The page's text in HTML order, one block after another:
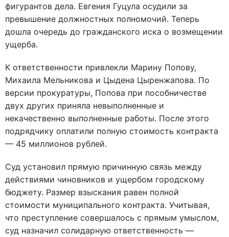
фигурантов дела. Евгения Гуцула осудили за
превышение должностных полномочий. Теперь
дошла очередь до гражданского иска о возмещении
ущерба.
К ответственности привлекли Марину Попову,
Михаила Мельникова и Цыдена Цыренжапова. По
версии прокуратуры, Попова при пособничестве
двух других приняла невыполненные и
некачественно выполненные работы. После этого
подрядчику оплатили полную стоимость контракта
— 45 миллионов рублей.
Суд установил прямую причинную связь между
действиями чиновников и ущербом городскому
бюджету. Размер взыскания равен полной
стоимости муниципального контракта. Учитывая,
что преступление совершалось с прямым умыслом,
суд назначил солидарную ответственность —